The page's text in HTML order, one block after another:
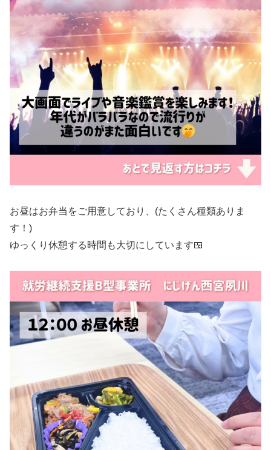
お昼はお弁当をご用意しており、(たくさん種類ありま
す！)
ゆっくり休憩する時間も大切にしています🍱